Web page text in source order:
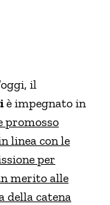
il
è impegnato in
promosso
linea con le
per
merito alle
della catena